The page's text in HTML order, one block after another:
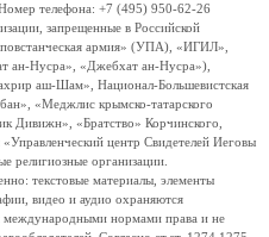
телефона: +7 (495) 950-62-26
запрещенные в Российской
армия» (УПА), «ИГИЛ»,
Нусра», «Джебхат ан-Нусра»),
аш-Шам», Национал-Большевистская
«Меджлис крымско-татарского
Дивижн», «Братство» Корчинского,
центр Свидетелей Иеговы
религиозные организации.
текстовые материалы, элементы
видео и аудио охраняются
международными нормами права и не